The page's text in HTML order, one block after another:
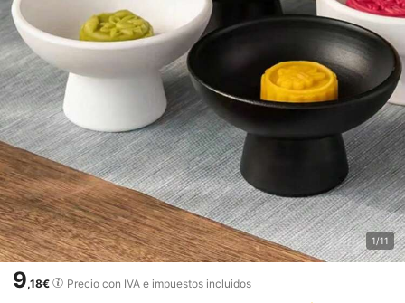
1/11
9,18€ Precio con IVA e impuestos incluidos